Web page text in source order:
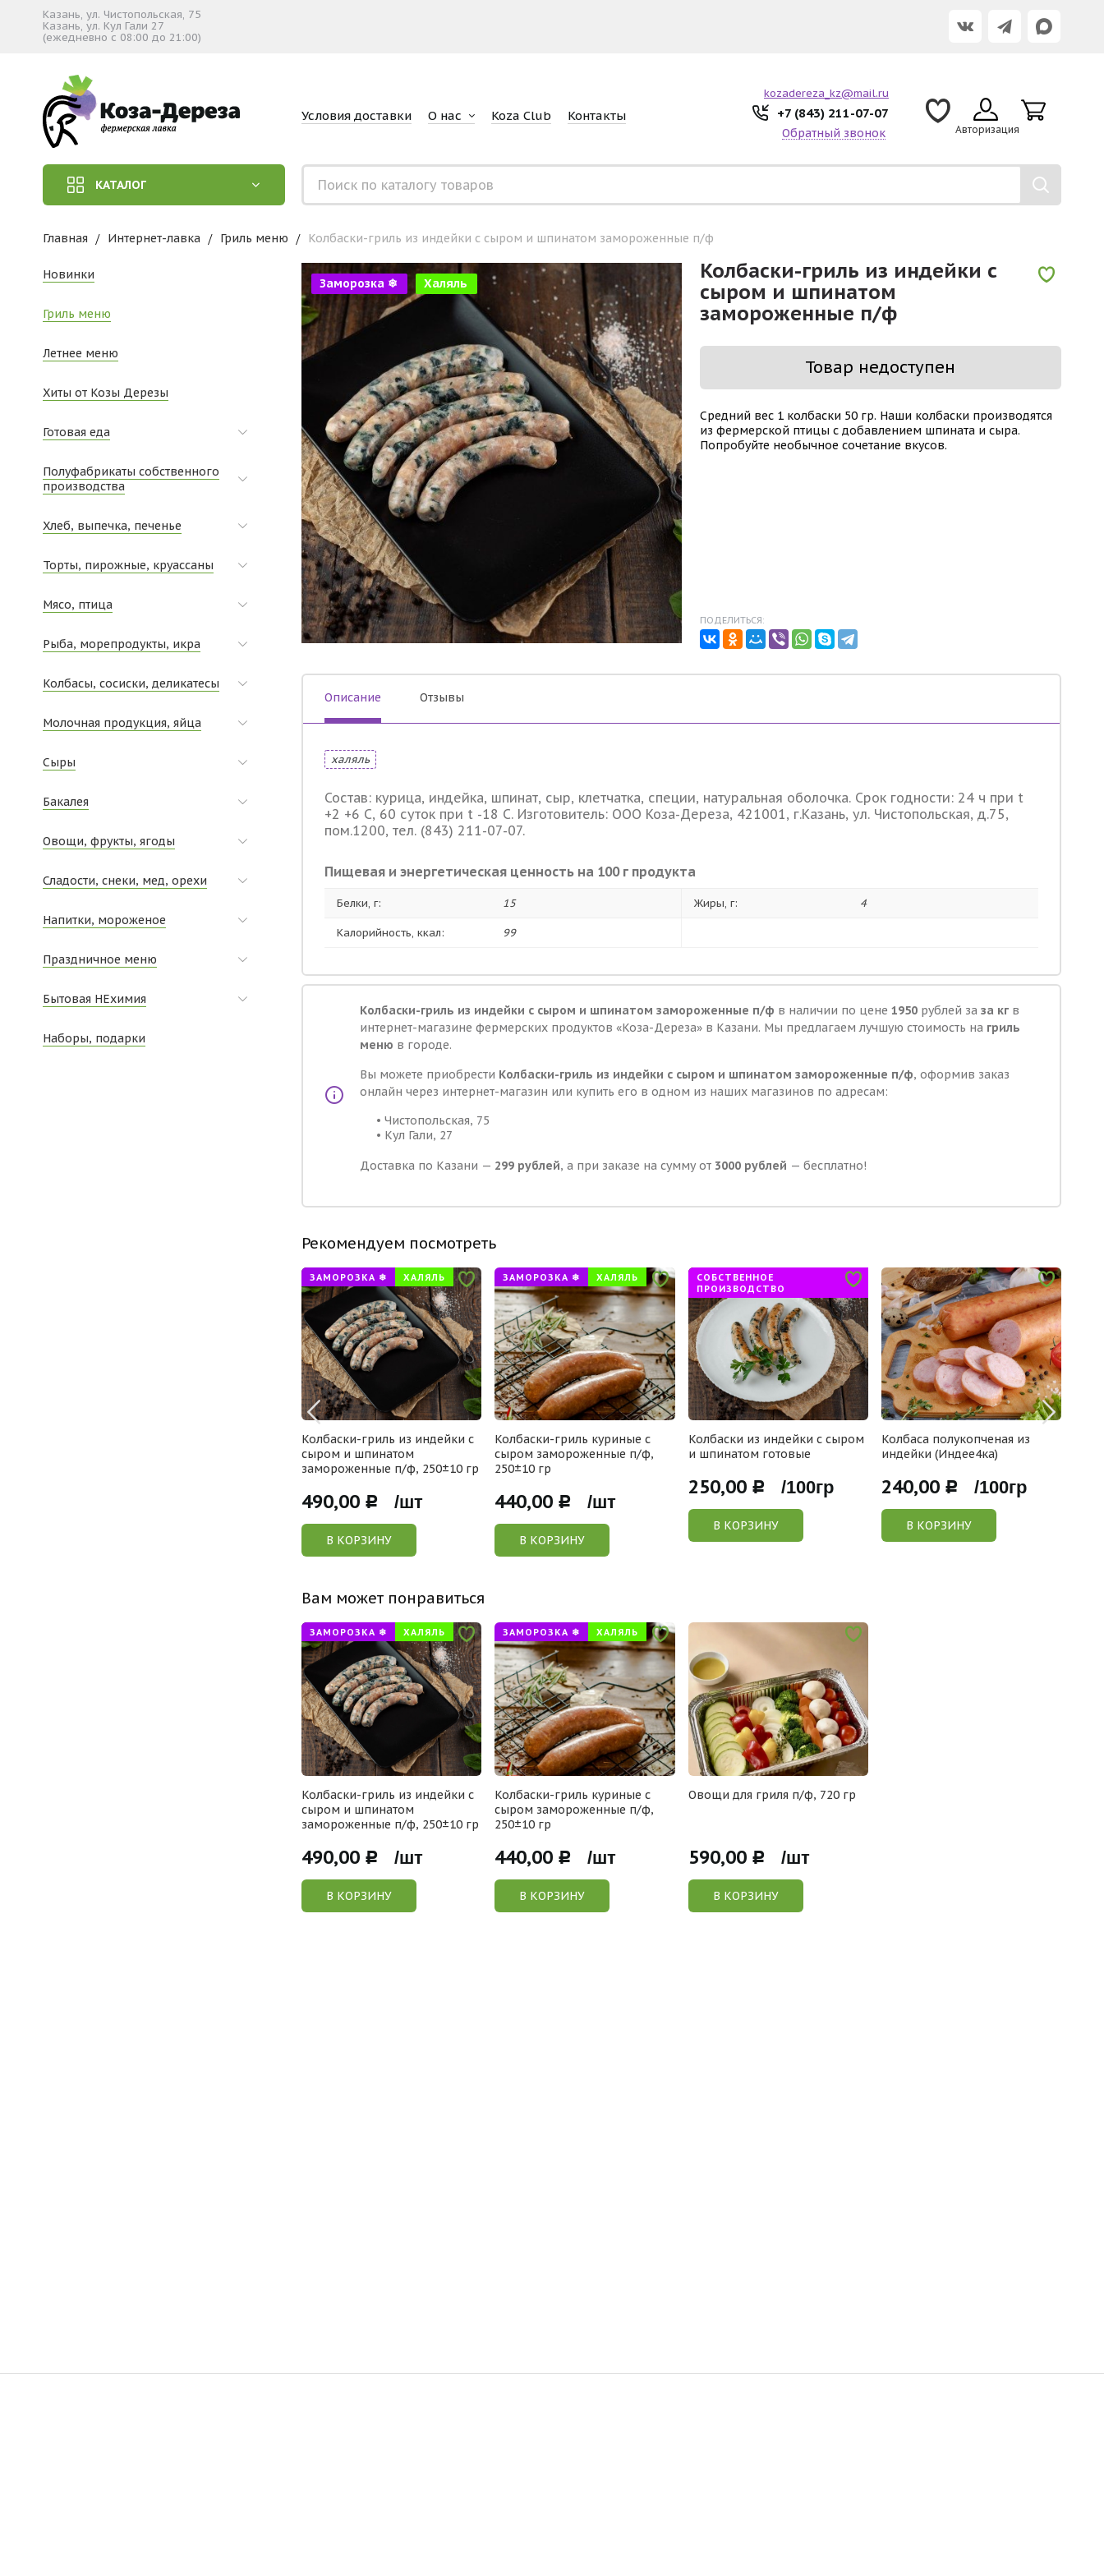
Казань, ул. Чистопольская, 75
Казань, ул. Кул Гали 27
(ежедневно с 08:00 до 21:00)
Условия доставки О нас Koza Club Контакты
kozadereza_kz@mail.ru
+7 (843) 211-07-07
Обратный звонок Авторизация
КАТАЛОГ
Главная Интернет-лавка Гриль меню Колбаски-гриль из индейки с сыром и шпинатом замороженные п/ф
Новинки
Гриль меню
Летнее меню
Хиты от Козы Дерезы
Готовая еда
Полуфабрикаты собственного
производства
Хлеб, выпечка, печенье
Торты, пирожные, круассаны
Мясо, птица
Рыба, морепродукты, икра
Колбасы, сосиски, деликатесы
Молочная продукция, яйца
Сыры
Бакалея
Овощи, фрукты, ягоды
Сладости, снеки, мед, орехи
Напитки, мороженое
Праздничное меню
Бытовая НЕхимия
Наборы, подарки
Заморозка ❄ Халяль
Колбаски-гриль из индейки с
сыром и шпинатом
замороженные п/ф
Товар недоступен
Средний вес 1 колбаски 50 гр. Наши колбаски производятся
из фермерской птицы с добавлением шпината и сыра.
Попробуйте необычное сочетание вкусов.
ПОДЕЛИТЬСЯ:
Описание Отзывы
халяль
Состав: курица, индейка, шпинат, сыр, клетчатка, специи, натуральная оболочка. Срок годности: 24 ч при t
+2 +6 С, 60 суток при t -18 C. Изготовитель: ООО Коза-Дереза, 421001, г.Казань, ул. Чистопольская, д.75,
пом.1200, тел. (843) 211-07-07.
Пищевая и энергетическая ценность на 100 г продукта
Белки, г: 15 Жиры, г: 4
Калорийность, ккал: 99
Колбаски-гриль из индейки с сыром и шпинатом замороженные п/ф в наличии по цене 1950 рублей за за кг в
интернет-магазине фермерских продуктов «Коза-Дереза» в Казани. Мы предлагаем лучшую стоимость на гриль
меню в городе.
Вы можете приобрести Колбаски-гриль из индейки с сыром и шпинатом замороженные п/ф, оформив заказ
онлайн через интернет-магазин или купить его в одном из наших магазинов по адресам:
• Чистопольская, 75
• Кул Гали, 27
Доставка по Казани — 299 рублей, а при заказе на сумму от 3000 рублей — бесплатно!
Рекомендуем посмотреть
ЗАМОРОЗКА ❄ ХАЛЯЛЬ
Колбаски-гриль из индейки с
сыром и шпинатом
замороженные п/ф, 250±10 гр
490,00 Р /шт
В КОРЗИНУ
ЗАМОРОЗКА ❄ ХАЛЯЛЬ
Колбаски-гриль куриные с
сыром замороженные п/ф,
250±10 гр
440,00 Р /шт
В КОРЗИНУ
СОБСТВЕННОЕ
ПРОИЗВОДСТВО
Колбаски из индейки с сыром
и шпинатом готовые
250,00 Р /100гр
В КОРЗИНУ
Колбаса полукопченая из
индейки (Индее4ка)
240,00 Р /100гр
В КОРЗИНУ
Вам может понравиться
ЗАМОРОЗКА ❄ ХАЛЯЛЬ
Колбаски-гриль из индейки с
сыром и шпинатом
замороженные п/ф, 250±10 гр
490,00 Р /шт
В КОРЗИНУ
ЗАМОРОЗКА ❄ ХАЛЯЛЬ
Колбаски-гриль куриные с
сыром замороженные п/ф,
250±10 гр
440,00 Р /шт
В КОРЗИНУ
Овощи для гриля п/ф, 720 гр
590,00 Р /шт
В КОРЗИНУ